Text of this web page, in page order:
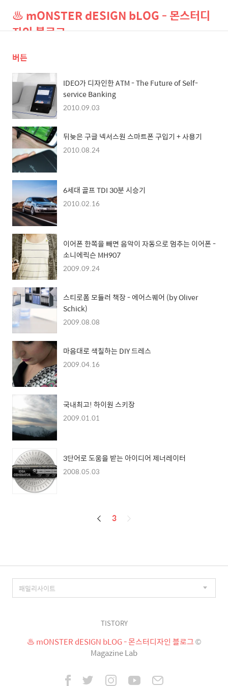
♨ mONSTER dESIGN bLOG - 몬스터디
자인 블로그
버튼
IDEO가 디자인한 ATM - The Future of Self-
service Banking
2010.09.03
뒤늦은 구글 넥서스원 스마트폰 구입기 + 사용기
2010.08.24
6세대 골프 TDI 30분 시승기
2010.02.16
이어폰 한쪽을 빼면 음악이 자동으로 멈추는 이어폰 -
소니에릭슨 MH907
2009.09.24
스티로폼 모듈러 책장 - 에어스퀘어 (by Oliver
Schick)
2009.08.08
마음대로 색칠하는 DIY 드레스
2009.04.16
국내최고! 하이원 스키장
2009.01.01
3단어로 도움을 받는 아이디어 제너레이터
2008.05.03
페
3
TISTORY
♨ mONSTER dESIGN bLOG - 몬스터디자인 블로그©
Magazine Lab